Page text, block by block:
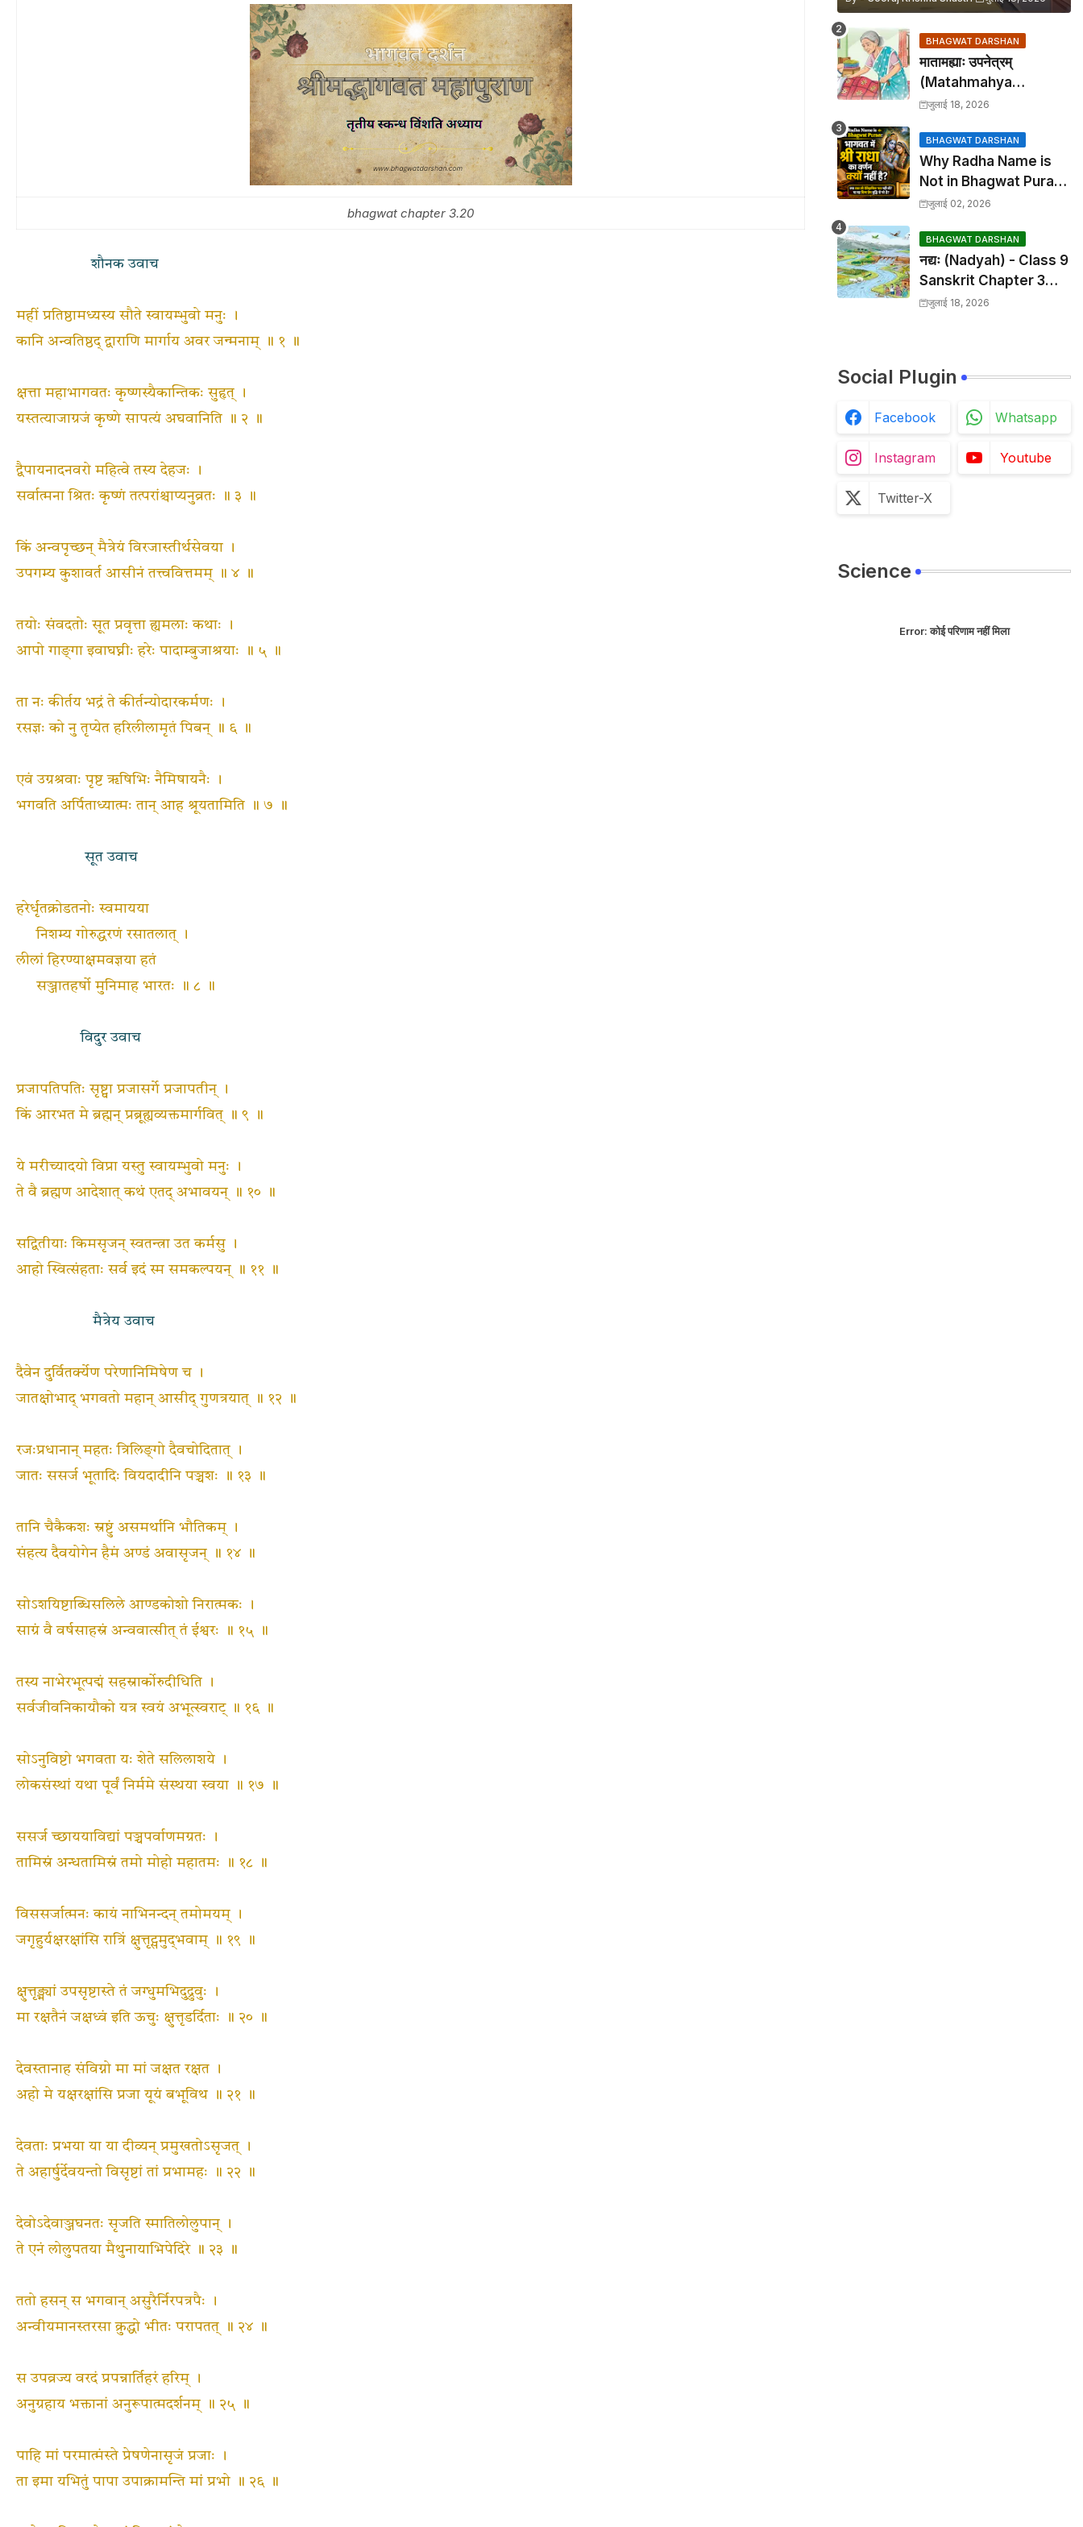
bhagwat chapter 3.20
शौनक उवाच
महीं प्रतिष्ठामध्यस्य सौते स्वायम्भुवो मनुः ।
कानि अन्वतिष्ठद् द्वाराणि मार्गाय अवर जन्मनाम् ॥ १ ॥
क्षत्ता महाभागवतः कृष्णस्यैकान्तिकः सुहृत् ।
यस्तत्याजाग्रजं कृष्णे सापत्यं अघवानिति ॥ २ ॥
द्वैपायनादनवरो महित्वे तस्य देहजः ।
सर्वात्मना श्रितः कृष्णं तत्परांश्चाप्यनुव्रतः ॥ ३ ॥
किं अन्वपृच्छन् मैत्रेयं विरजास्तीर्थसेवया ।
उपगम्य कुशावर्त आसीनं तत्त्ववित्तमम् ॥ ४ ॥
तयोः संवदतोः सूत प्रवृत्ता ह्यमलाः कथाः ।
आपो गाङ्‌गा इवाघघ्नीः हरेः पादाम्बुजाश्रयाः ॥ ५ ॥
ता नः कीर्तय भद्रं ते कीर्तन्योदारकर्मणः ।
रसज्ञः को नु तृप्येत हरिलीलामृतं पिबन् ॥ ६ ॥
एवं उग्रश्रवाः पृष्ट ऋषिभिः नैमिषायनैः ।
भगवति अर्पिताध्यात्मः तान् आह श्रूयतामिति ॥ ७ ॥
सूत उवाच
हरेर्धृतक्रोडतनोः स्वमायया
निशम्य गोरुद्धरणं रसातलात् ।
लीलां हिरण्याक्षमवज्ञया हतं
सञ्जातहर्षो मुनिमाह भारतः ॥ ८ ॥
विदुर उवाच
प्रजापतिपतिः सृष्ट्वा प्रजासर्गे प्रजापतीन् ।
किं आरभत मे ब्रह्मन् प्रब्रूह्यव्यक्तमार्गवित् ॥ ९ ॥
ये मरीच्यादयो विप्रा यस्तु स्वायम्भुवो मनुः ।
ते वै ब्रह्मण आदेशात् कथं एतद् अभावयन् ॥ १० ॥
सद्वितीयाः किमसृजन् स्वतन्त्रा उत कर्मसु ।
आहो स्वित्संहताः सर्व इदं स्म समकल्पयन् ॥ ११ ॥
मैत्रेय उवाच
दैवेन दुर्वितर्क्येण परेणानिमिषेण च ।
जातक्षोभाद् भगवतो महान् आसीद्‌ गुणत्रयात् ॥ १२ ॥
रजःप्रधानान् महतः त्रिलिङ्‌गो दैवचोदितात् ।
जातः ससर्ज भूतादिः वियदादीनि पञ्चशः ॥ १३ ॥
तानि चैकैकशः स्रष्टुं असमर्थानि भौतिकम् ।
संहत्य दैवयोगेन हैमं अण्डं अवासृजन् ॥ १४ ॥
सोऽशयिष्टाब्धिसलिले आण्डकोशो निरात्मकः ।
साग्रं वै वर्षसाहस्रं अन्ववात्सीत् तं ईश्वरः ॥ १५ ॥
तस्य नाभेरभूत्पद्मं सहस्रार्कोरुदीधिति ।
सर्वजीवनिकायौको यत्र स्वयं अभूत्स्वराट् ॥ १६ ॥
सोऽनुविष्टो भगवता यः शेते सलिलाशये ।
लोकसंस्थां यथा पूर्वं निर्ममे संस्थया स्वया ॥ १७ ॥
ससर्ज च्छाययाविद्यां पञ्चपर्वाणमग्रतः ।
तामिस्रं अन्धतामिस्रं तमो मोहो महातमः ॥ १८ ॥
विससर्जात्मनः कायं नाभिनन्दन् तमोमयम् ।
जगृहुर्यक्षरक्षांसि रात्रिं क्षुत्तृट्समुद्‍भवाम् ॥ १९ ॥
क्षुत्तृड्भ्यां उपसृष्टास्ते तं जग्धुमभिदुद्रुवुः ।
मा रक्षतैनं जक्षध्वं इति ऊचुः क्षुत्तृडर्दिताः ॥ २० ॥
देवस्तानाह संविग्नो मा मां जक्षत रक्षत ।
अहो मे यक्षरक्षांसि प्रजा यूयं बभूविथ ॥ २१ ॥
देवताः प्रभया या या दीव्यन् प्रमुखतोऽसृजत् ।
ते अहार्षुर्देवयन्तो विसृष्टां तां प्रभामहः ॥ २२ ॥
देवोऽदेवाञ्जघनतः सृजति स्मातिलोलुपान् ।
ते एनं लोलुपतया मैथुनायाभिपेदिरे ॥ २३ ॥
ततो हसन् स भगवान् असुरैर्निरपत्रपैः ।
अन्वीयमानस्तरसा क्रुद्धो भीतः परापतत् ॥ २४ ॥
स उपव्रज्य वरदं प्रपन्नार्तिहरं हरिम् ।
अनुग्रहाय भक्तानां अनुरूपात्मदर्शनम् ॥ २५ ॥
पाहि मां परमात्मंस्ते प्रेषणेनासृजं प्रजाः ।
ता इमा यभितुं पापा उपाक्रामन्ति मां प्रभो ॥ २६ ॥
BHAGWAT DARSHAN
मातामह्याः उपनेत्रम्
(Matahmahya
Upanetram) - Class 9
Translation &
Solutions
जुलाई 18, 2026
BHAGWAT DARSHAN
Why Radha Name is
Not in Bhagwat Puran:
भागवत में श्री राधा का वर्णन क्यों
जुलाई 02, 2026
BHAGWAT DARSHAN
नद्यः (Nadyah) - Class 9
Sanskrit Chapter 3
Translation &
जुलाई 18, 2026
Social Plugin
Facebook Whatsapp
Instagram Youtube
Twitter-X
Science
Error:कोई परिणाम नहीं मिला